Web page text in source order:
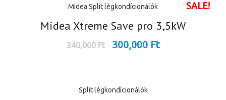
SALE!
Midea Split légkondícionálók
Midea Xtreme Save pro 3,5kW
340,000Ft 300,000 Ft
Split légkondícionálók